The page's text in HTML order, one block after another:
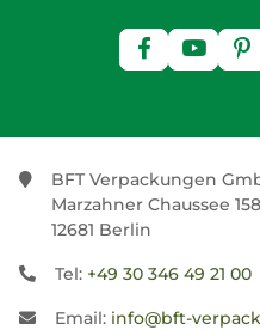
BFT Verpackungen
Marzahner Chaussee
12681 Berlin
Tel: +49 30 346 49 21 00
Email: info@bft-